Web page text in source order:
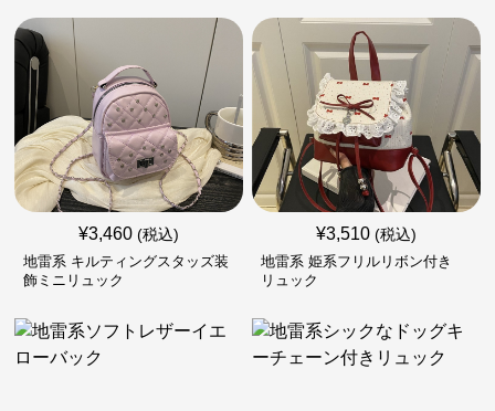
¥3,460 (税込)
地雷系 キルティングスタッズ装
飾ミニリュック
¥3,510 (税込)
地雷系 姫系フリルリボン付き
リュック